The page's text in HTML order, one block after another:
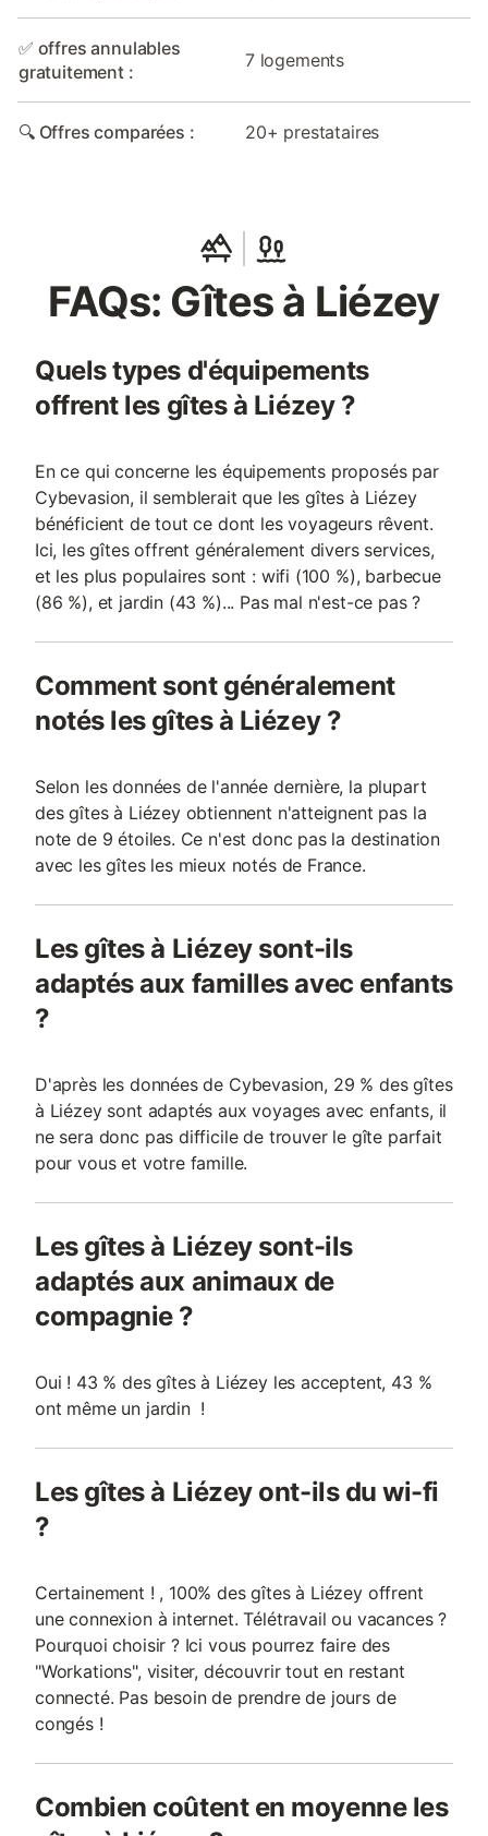
✅ offres annulables
gratuitement :
7 logements
🔍 Offres comparées : 20+ prestataires
FAQs: Gîtes à Liézey
Quels types d'équipements
offrent les gîtes à Liézey ?
En ce qui concerne les équipements proposés par
Cybevasion, il semblerait que les gîtes à Liézey
bénéficient de tout ce dont les voyageurs rêvent.
Ici, les gîtes offrent généralement divers services,
et les plus populaires sont : wifi (100 %), barbecue
(86 %), et jardin (43 %)... Pas mal n'est-ce pas ?
Comment sont généralement
notés les gîtes à Liézey ?
Selon les données de l'année dernière, la plupart
des gîtes à Liézey obtiennent n'atteignent pas la
note de 9 étoiles. Ce n'est donc pas la destination
avec les gîtes les mieux notés de France.
Les gîtes à Liézey sont-ils
adaptés aux familles avec enfants
?
D'après les données de Cybevasion, 29 % des gîtes
à Liézey sont adaptés aux voyages avec enfants, il
ne sera donc pas difficile de trouver le gîte parfait
pour vous et votre famille.
Les gîtes à Liézey sont-ils
adaptés aux animaux de
compagnie ?
Oui ! 43 % des gîtes à Liézey les acceptent, 43 %
ont même un jardin !
Les gîtes à Liézey ont-ils du wi-fi
?
Certainement ! , 100% des gîtes à Liézey offrent
une connexion à internet. Télétravail ou vacances ?
Pourquoi choisir ? Ici vous pourrez faire des
"Workations", visiter, découvrir tout en restant
connecté. Pas besoin de prendre de jours de
congés !
Combien coûtent en moyenne les